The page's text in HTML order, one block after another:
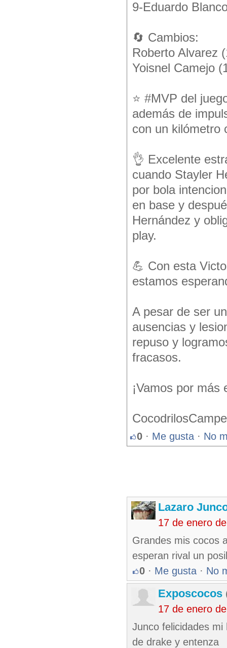
9-Eduardo
🔄 Cambios:
Roberto Alvarez
Yoisnel Camejo
⭐ #MVP del
además de
con un kilómetro
👌 Excelente
cuando Stayler
por bola
en base y
Hernández y
play.
💪 Con esta
estamos
A pesar de ser
ausencias y
repuso y
fracasos.
¡Vamos por más
0 · Me gusta · No
Lazaro
17 de enero
Grandes mis cocos
esperan rival un
0 · Me gusta · No
Exposcocos
17 de enero
Junco felicidades
de drake y entenza